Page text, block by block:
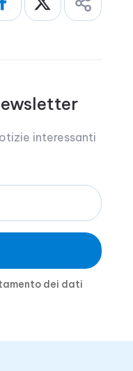
interessanti
dei dati